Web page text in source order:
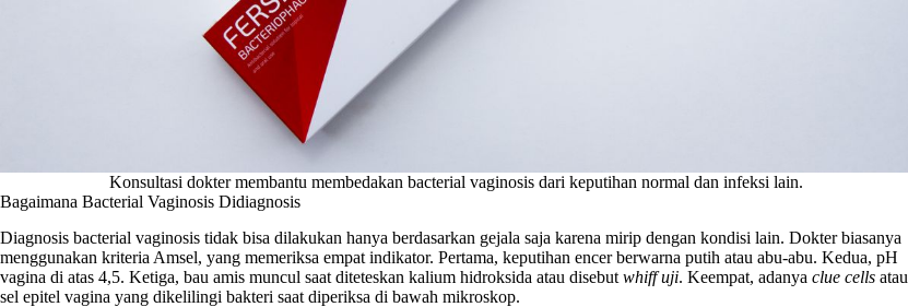
Konsultasi dokter membantu membedakan bacterial vaginosis dari keputihan normal dan infeksi lain.
Bagaimana Bacterial Vaginosis Didiagnosis
Diagnosis bacterial vaginosis tidak bisa dilakukan hanya berdasarkan gejala saja karena mirip dengan kondisi lain. Dokter biasanya
menggunakan kriteria Amsel, yang memeriksa empat indikator. Pertama, keputihan encer berwarna putih atau abu-abu. Kedua, pH
vagina di atas 4,5. Ketiga, bau amis muncul saat diteteskan kalium hidroksida atau disebut whiff uji. Keempat, adanya clue cells atau
sel epitel vagina yang dikelilingi bakteri saat diperiksa di bawah mikroskop.